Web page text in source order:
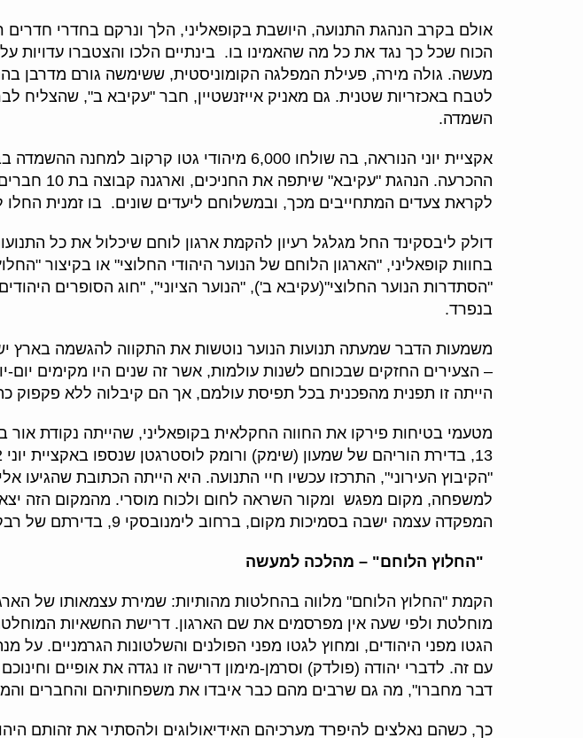
אולם בקרב הנהגת התנועה, היושבת בקופאליני, הלך ונרקם בחדרי
הכוח שכל כך נגד את כל מה שהאמינו בו. בינתיים הלכו והצטברו עדויות
מעשה. גולה מירה, פעילת המפלגה הקומוניסטית, ששימשה גורם מדרבן
לטבח באכזריות שטנית. גם מאניק אייזנשטיין, חבר "עקיבא ב", שהצליח
השמדה.
אקציית יוני הנוראה, בה שולחו 6,000 מיהודי
ההכרעה.
לקראת צעדים המתחייבים מכך, ובמשלוחם ליעדים שונים. בו זמנית
בחוות קופאליני, "הארגון הלוחם של הנוער היהודי החלוצי" או בקיצור
"הסתדרות הנוער החלוצי"(עקיבא ב'), "הנוער הציוני", "חוג הסופרים
בנפרד.
משמעות הדבר שמעתה תנועות הנוער נוטשות את התקווה להגשמה בארץ
– הצעירים החזקים שבכוחם לשנות עולמות, אשר זה שנים היו מקימים
הייתה זו תפנית מהפכנית בכל תפיסת עולמם, אך הם קיבלוה ללא פקפוק
מטעמי בטיחות פירקו את החווה החקלאית בקופאליני, שהייתה נקודת
13, בדירת הוריהם של שמעון (שימק) ורומק לוסטרגטן שנספו באקציית יוני 1942. בדירה זו, ש
"הקיבוץ העירוני", התרכזו עכשיו חיי התנועה. היא הייתה הכתובת
המפקדה עצמה ישבה בסמיכות מקום, ברחוב לימנובסקי 9, בדירתם של רבקה ודולק ליבסקינד.
"החלוץ הלוחם" – מהלכה למעשה
הקמת "החלוץ הלוחם" מלווה בהחלטות מהותיות: שמירת עצמאותו של
מוחלטת ולפי שעה אין מפרסמים את שם הארגון. דרישת החשאיות
הגטו מפני היהודים, ומחוץ לגטו מפני הפולנים והשלטונות הגרמניים.
עם זה. לדברי יהודה (פולדק) וסרמן-מימון דרישה זו נגדה את אופיים
דבר מחברו", מה גם שרבים מהם כבר איבדו את משפחותיהם והחברים
כך, כשהם נאלצים להיפרד מערכיהם האידיאולוגים ולהסתיר את זהותם